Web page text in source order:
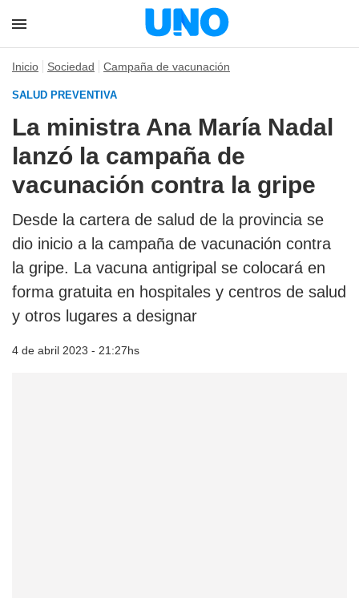
Inicio Sociedad Campaña de vacunación
SALUD PREVENTIVA
La ministra Ana María Nadal
lanzó la campaña de
vacunación contra la gripe
Desde la cartera de salud de la provincia se
dio inicio a la campaña de vacunación contra
la gripe. La vacuna antigripal se colocará en
forma gratuita en hospitales y centros de salud
y otros lugares a designar
4 de abril 2023 - 21:27hs